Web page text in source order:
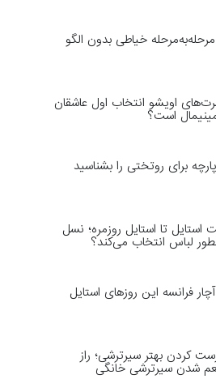
خیاطی بدون الگو
اویشو انتخاب اول عاشقان
است؟
برای روتختی را بشناسید
استایل تا استایل روزمره؛ نسل
لباس انتخاب می‌کند؟
فرانسه این روزهای استایل
کردن بهتر سیرترشی؛ راز
شدن سیرترشی خانگی